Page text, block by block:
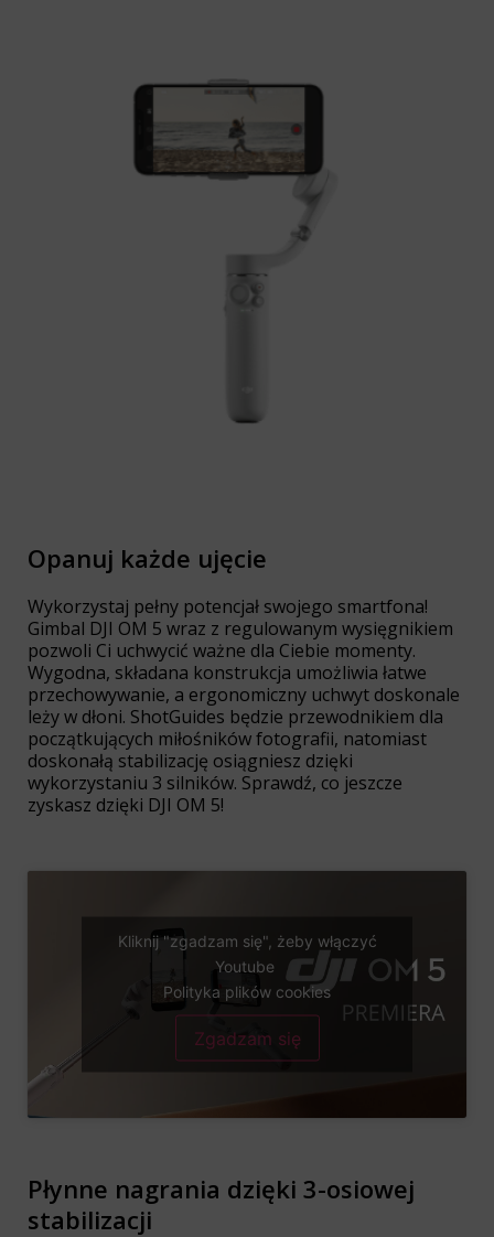
Opanuj każde ujęcie
Wykorzystaj pełny potencjał swojego smartfona!
Gimbal DJI OM 5 wraz z regulowanym wysięgnikiem
pozwoli Ci uchwycić ważne dla Ciebie momenty.
Wygodna, składana konstrukcja umożliwia łatwe
przechowywanie, a ergonomiczny uchwyt doskonale
leży w dłoni. ShotGuides będzie przewodnikiem dla
początkujących miłośników fotografii, natomiast
doskonałą stabilizację osiągniesz dzięki
wykorzystaniu 3 silników. Sprawdź, co jeszcze
zyskasz dzięki DJI OM 5!
Kliknij "zgadzam się", żeby włączyć
Youtube
Polityka plików cookies
Zgadzam się
Płynne nagrania dzięki 3-osiowej
stabilizacji